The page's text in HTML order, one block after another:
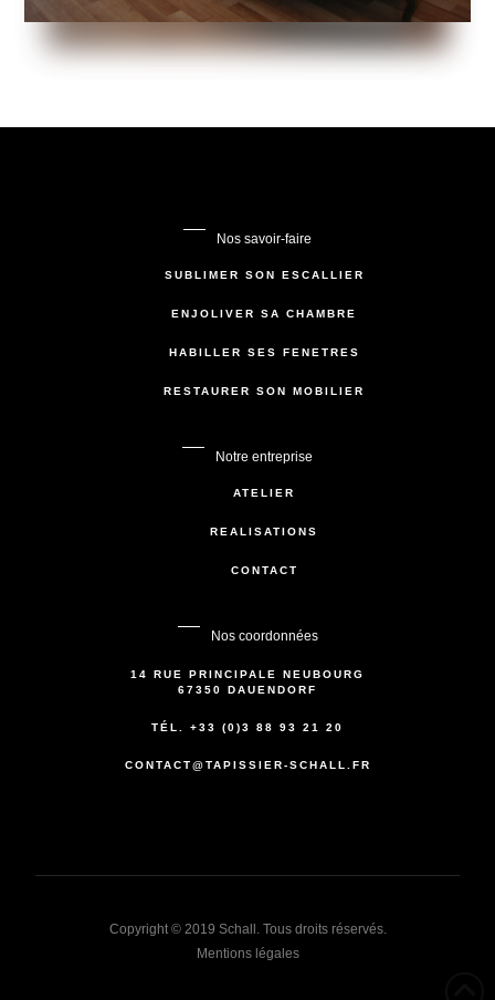
Nos savoir-faire
SUBLIMER SON ESCALLIER
ENJOLIVER SA CHAMBRE
HABILLER SES FENÊTRES
RESTAURER SON MOBILIER
Notre entreprise
ATELIER
RÉALISATIONS
CONTACT
Nos coordonnées
14 RUE PRINCIPALE NEUBOURG
67350 DAUENDORF
TÉL. +33 (0)3 88 93 21 20
CONTACT@TAPISSIER-SCHALL.FR
Copyright © 2019 Schall. Tous droits réservés.
Mentions légales